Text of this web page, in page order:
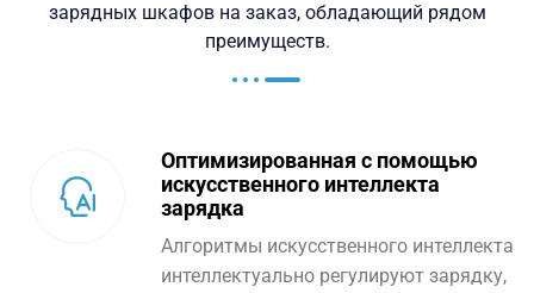
зарядных шкафов на заказ, обладающий рядом
преимуществ.
Оптимизированная с помощью
искусственного интеллекта
зарядка
Алгоритмы искусственного интеллекта
интеллектуально регулируют зарядку,